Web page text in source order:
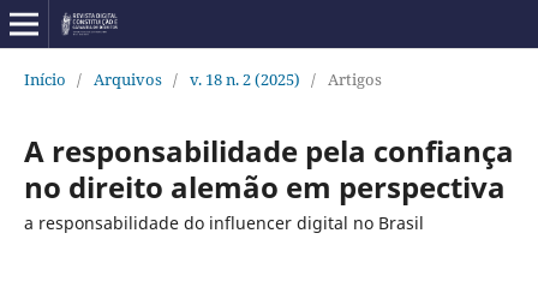
Início / Arquivos / v. 18 n. 2 (2025) / Artigos
A responsabilidade pela confiança
no direito alemão em perspectiva
a responsabilidade do influencer digital no Brasil